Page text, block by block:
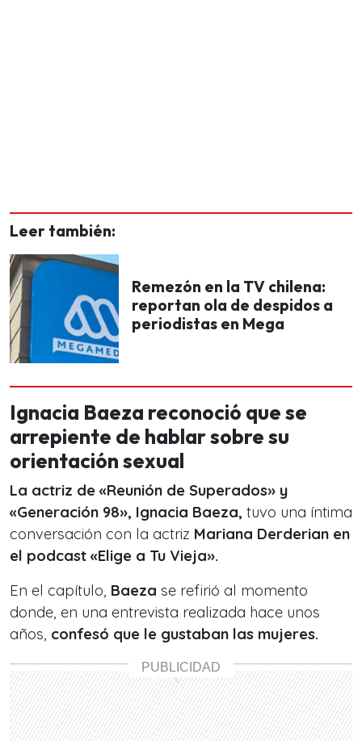
Leer también:
Remezón en la TV chilena:
reportan ola de despidos a
periodistas en Mega
Ignacia Baeza reconoció que se
arrepiente de hablar sobre su
orientación sexual
La actriz de «Reunión de Superados» y
«Generación 98», Ignacia Baeza, tuvo una íntima
conversación con la actriz Mariana Derderian en
el podcast «Elige a Tu Vieja».
En el capítulo, Baeza se refirió al momento
donde, en una entrevista realizada hace unos
años, confesó que le gustaban las mujeres.